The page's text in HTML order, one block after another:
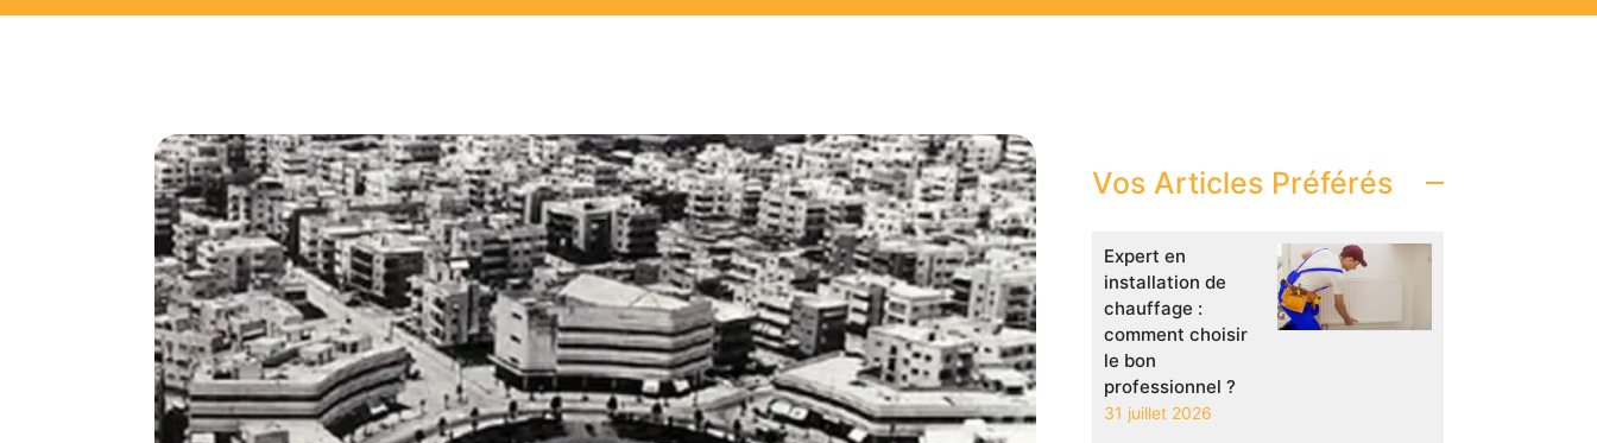
Vos Articles Préférés
Expert en
installation de
chauffage :
comment choisir
le bon
professionnel ?
31 juillet 2026